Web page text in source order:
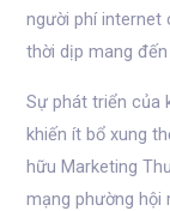
người phí internet
thời dịp mang
Sự phát triển của
khiến ít bổ xung
hữu Marketing
mạng phường hội